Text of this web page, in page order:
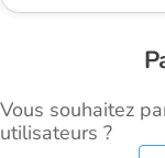
Vous souhaitez
utilisateurs ?